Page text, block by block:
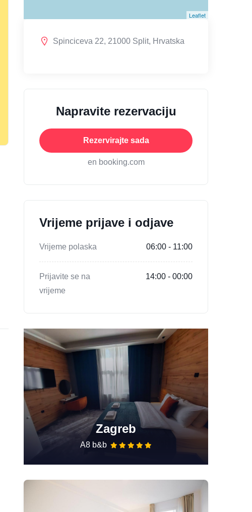
Leaflet
Spinciceva 22, 21000 Split, Hrvatska
Napravite rezervaciju
Rezervirajte sada
en booking.com
Vrijeme prijave i odjave
Vrijeme polaska 06:00 - 11:00
Prijavite se na
vrijeme
14:00 - 00:00
Zagreb
A8 b&b